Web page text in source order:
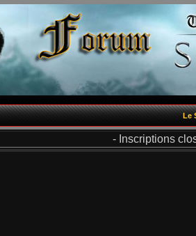
Le
- Inscriptions